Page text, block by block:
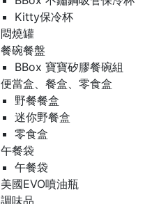
Kitty保冷杯
悶燒罐
餐碗餐盤
BBox 寶寶矽膠餐碗組
便當盒、餐盒、零食盒
野餐餐盒
迷你野餐盒
零食盒
午餐袋
午餐袋
美國EVO噴油瓶
調味品